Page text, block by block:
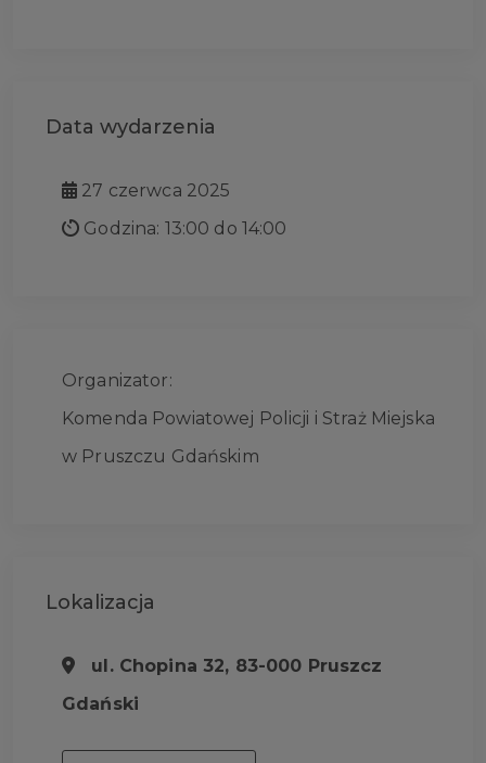
Data wydarzenia
27 czerwca 2025
Godzina: 13:00 do 14:00
Organizator:
Komenda Powiatowej Policji i Straż Miejska
w Pruszczu Gdańskim
Lokalizacja
ul. Chopina 32, 83-000 Pruszcz
Gdański